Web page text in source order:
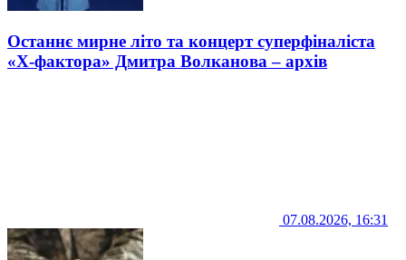
Останнє мирне літо та концерт суперфіналіста
«Х-фактора» Дмитра Волканова – архів
07.08.2026, 16:31